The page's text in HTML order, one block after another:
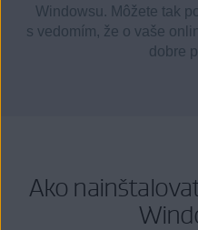
Windowsu. Môžete tak
s vedomím, že o vaše
dobre
Ako